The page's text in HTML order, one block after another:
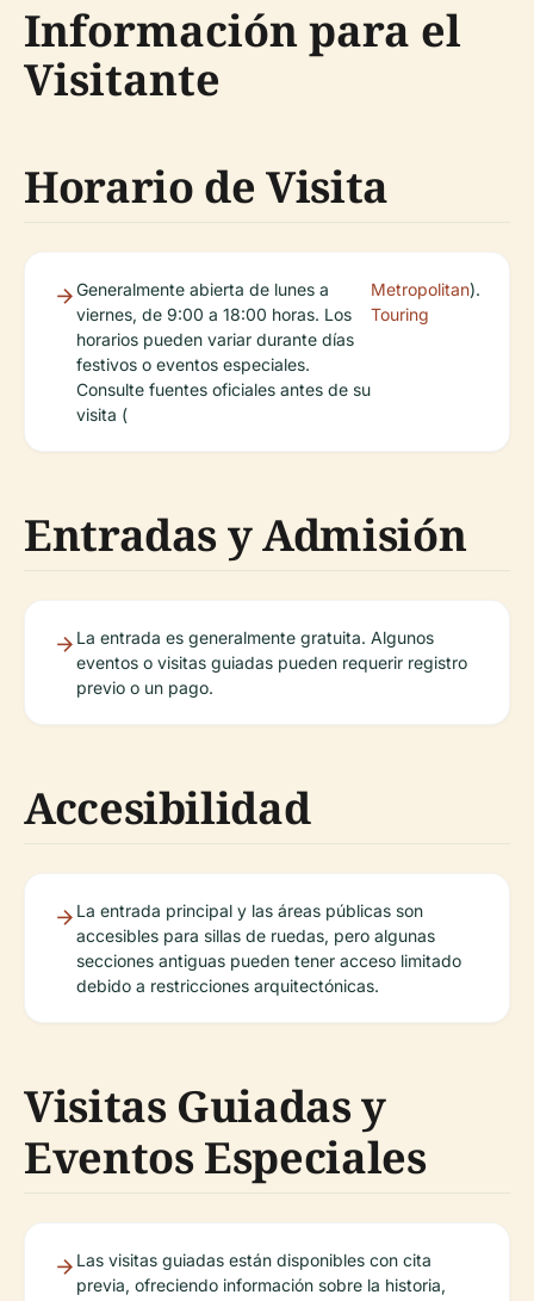
Información para el
Visitante
Horario de Visita
Generalmente abierta de lunes a
viernes, de 9:00 a 18:00 horas. Los
horarios pueden variar durante días
festivos o eventos especiales.
Consulte fuentes oficiales antes de su
visita (
Metropolitan
Touring
).
Entradas y Admisión
La entrada es generalmente gratuita. Algunos
eventos o visitas guiadas pueden requerir registro
previo o un pago.
Accesibilidad
La entrada principal y las áreas públicas son
accesibles para sillas de ruedas, pero algunas
secciones antiguas pueden tener acceso limitado
debido a restricciones arquitectónicas.
Visitas Guiadas y
Eventos Especiales
Las visitas guiadas están disponibles con cita
previa, ofreciendo información sobre la historia,